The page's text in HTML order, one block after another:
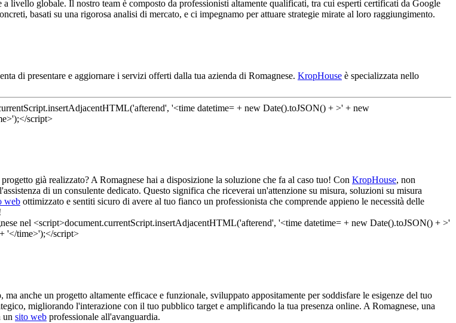
livello globale. Il nostro team è composto da professionisti altamente qualificati, tra cui esperti certificati da Google
basati su una rigorosa analisi di mercato, e ci impegnamo per attuare strategie mirate al loro raggiungimento.
di presentare e aggiornare i servizi offerti dalla tua azienda di Romagnese. KropHouse è specializzata nello
già realizzato? A Romagnese hai a disposizione la soluzione che fa al caso tuo! Con KropHouse, non
di un consulente dedicato. Questo significa che riceverai un'attenzione su misura, soluzioni su misura
web ottimizzato e sentiti sicuro di avere al tuo fianco un professionista che comprende appieno le necessità delle
anche un progetto altamente efficace e funzionale, sviluppato appositamente per soddisfare le esigenze del tuo
migliorando l'interazione con il tuo pubblico target e amplificando la tua presenza online. A Romagnese, una
un sito web professionale all'avanguardia.